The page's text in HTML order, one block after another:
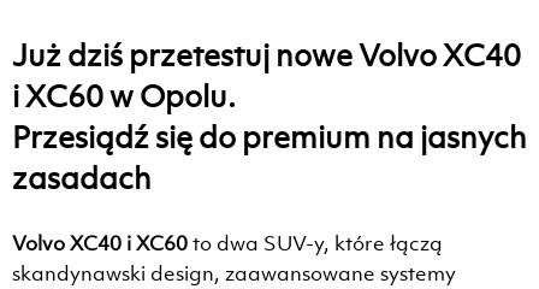
Już dziś przetestuj nowe Volvo XC40
i XC60 w Opolu.
Przesiądź się do premium na jasnych
zasadach
Volvo XC40 i XC60to dwa SUV-y, które łączą
skandynawski design, zaawansowane systemy